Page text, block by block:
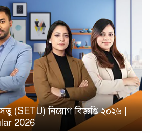
(SETU) নিয়োগ বিজ্ঞপ্তি ২০২৬ |
2026